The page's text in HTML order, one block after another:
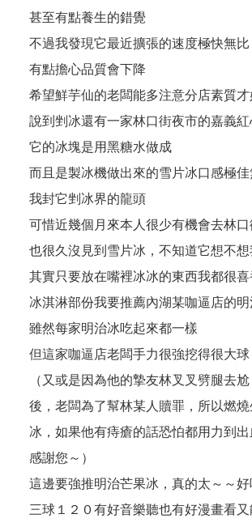
甚至有點養生的錯覺
不過我發現它最近擴張的速度極快無比
有點擔心品質會下降
希望鮮芋仙的老闆能多注意分店素質
說到剉冰還有一家林口街夜市的嘉義
它的冰塊是用黑糖水做成
而且是製冰機做出來的雪片冰口感極佳
我封它剉冰界的龍頭
可惜近幾個月來本人很少有機會去林
也很久沒見到雪片冰，不知道它想不想
其實只要放在嘴裡冰冰的東西我都很喜
冰淇淋部份我要推薦內湖某咖逼店的
雖然每家明治冰吃起來都一樣
但這家咖逼店老闆手力很強挖得很大球
（又或是因為他的摯友林叉叉劈腿去
後，老闆為了幫林某人贖罪，所以燃
冰，如果他有痔瘡的話恐怕都用力到
感謝您～）
這邊要強推明治芒果冰，真的太～～
三球１２０有好音樂聽也有好漫畫看